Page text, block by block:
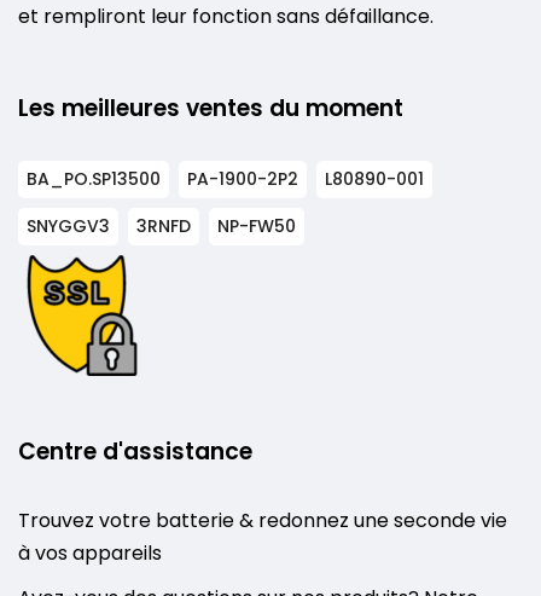
et rempliront leur fonction sans défaillance.
Les meilleures ventes du moment
BA_PO.SP13500 PA-1900-2P2
L80890-001
SNYGGV3
3RNFD NP-FW50
Centre d'assistance
Trouvez votre batterie & redonnez une seconde vie
à vos appareils